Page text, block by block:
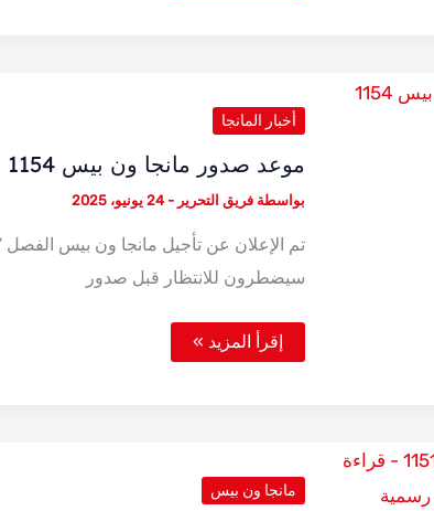
أخبار المانجا
موعد صدور مانجا ون بيس 1154
بواسطة فريق التحرير-24 يونيو، 2025
سيضطرون للانتظار قبل صدور
موعد
صدور
إقرأ المزيد »
مانجا ون بيس